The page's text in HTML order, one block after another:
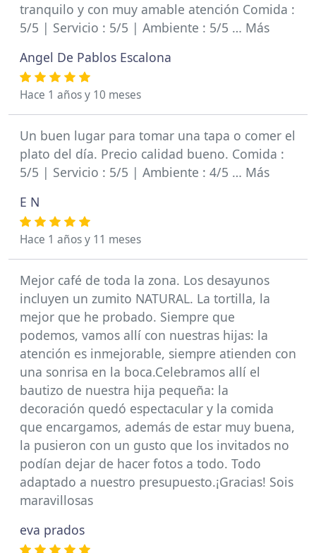
tranquilo y con muy amable atención Comida :
5/5 | Servicio : 5/5 | Ambiente : 5/5 … Más
Angel De Pablos Escalona
Hace 1 años y 10 meses
Un buen lugar para tomar una tapa o comer el
plato del día. Precio calidad bueno. Comida :
5/5 | Servicio : 5/5 | Ambiente : 4/5 … Más
E N
Hace 1 años y 11 meses
Mejor café de toda la zona. Los desayunos
incluyen un zumito NATURAL. La tortilla, la
mejor que he probado. Siempre que
podemos, vamos allí con nuestras hijas: la
atención es inmejorable, siempre atienden con
una sonrisa en la boca.Celebramos allí el
bautizo de nuestra hija pequeña: la
decoración quedó espectacular y la comida
que encargamos, además de estar muy buena,
la pusieron con un gusto que los invitados no
podían dejar de hacer fotos a todo. Todo
adaptado a nuestro presupuesto.¡Gracias! Sois
maravillosas
eva prados